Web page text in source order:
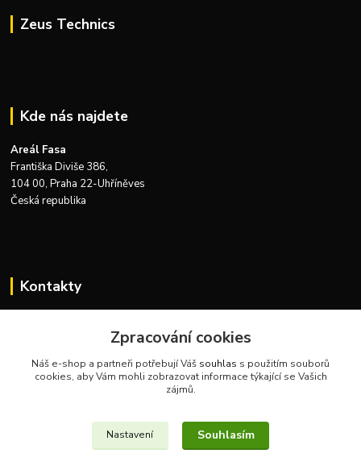
Zeus Technics
Kde nás najdete
Areál Fasa
Františka Diviše 386,
104 00, Praha 22-Uhříněves
Česká republika
Kontakty
+420 732 915 376
info@zeustechnics.cz
Zpracování cookies
Náš e-shop a partneři potřebují Váš souhlas s použitím souborů
cookies, aby Vám mohli zobrazovat informace týkající se Vašich
zájmů.
Nastavení Souhlasím